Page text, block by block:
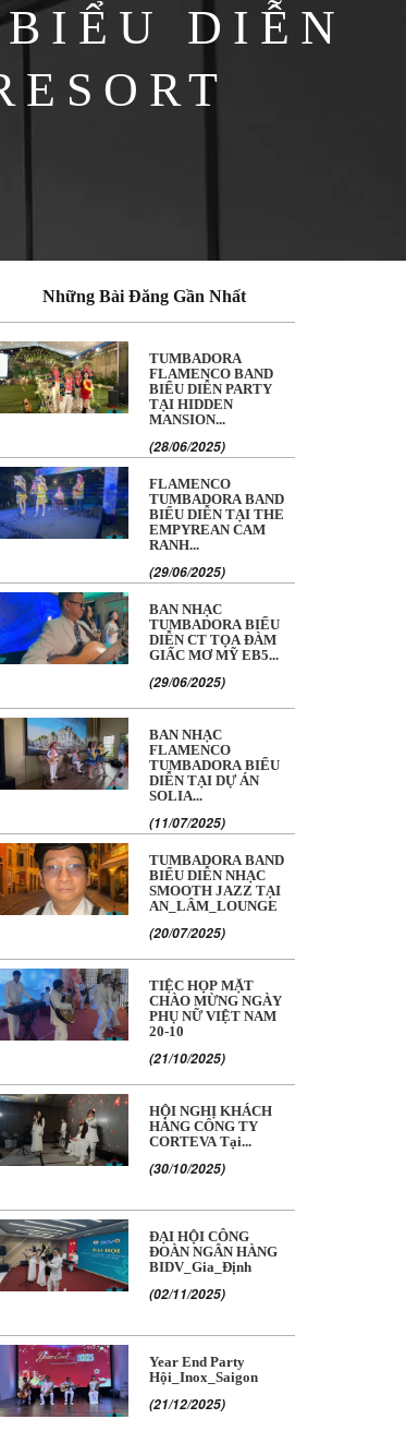
DIỄN
Những Bài Đăng Gần Nhất
TUMBADORA
FLAMENCO BAND
BIỂU DIỄN PARTY
TẠI HIDDEN
MANSION...
(28/06/2025)
FLAMENCO
TUMBADORA BAND
BIỂU DIỄN TẠI THE
EMPYREAN CAM
RANH...
(29/06/2025)
BAN NHẠC
TUMBADORA BIỂU
DIỄN CT TỌA ĐÀM
GIẤC MƠ MỸ EB5...
(29/06/2025)
BAN NHẠC
FLAMENCO
TUMBADORA BIỂU
DIỄN TẠI DỰ ÁN
SOLIA...
(11/07/2025)
TUMBADORA BAND
BIỂU DIỄN NHẠC
SMOOTH JAZZ TẠI
AN_LÂM_LOUNGE
(20/07/2025)
TIỆC HỌP MẶT
CHÀO MỪNG NGÀY
PHỤ NỮ VIỆT NAM
20-10
(21/10/2025)
HỘI NGHỊ KHÁCH
HÀNG CÔNG TY
CORTEVA Tại...
(30/10/2025)
ĐẠI HỘI CÔNG
ĐOÀN NGÂN HÀNG
BIDV_Gia_Định
(02/11/2025)
Year End Party
Hội_Inox_Saigon
(21/12/2025)